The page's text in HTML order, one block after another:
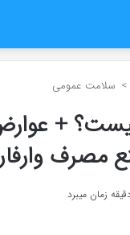
> سلامت عمومی
+
مصرف